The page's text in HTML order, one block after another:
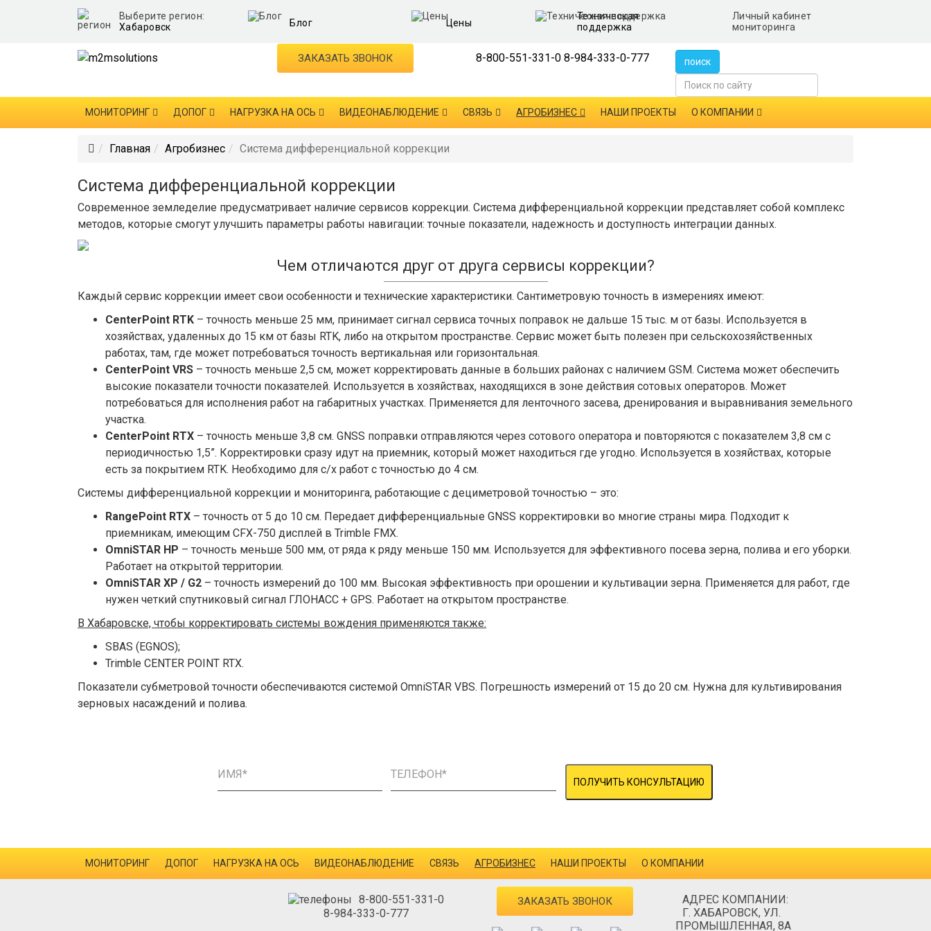
Выберите регион:
Хабаровск
Блог Цены
Техническая
поддержка
Личный кабинет
мониторинга
ЗАКАЗАТЬ ЗВОНОК 8-800-551-331-0 8-984-333-0-777 поиск
МОНИТОРИНГ ДОПОГ НАГРУЗКА НА ОСЬ ВИДЕОНАБЛЮДЕНИЕ СВЯЗЬ АГРОБИЗНЕС НАШИ ПРОЕКТЫ О КОМПАНИИ
Главная Агробизнес Система дифференциальной коррекции
Система дифференциальной коррекции
Современное земледелие предусматривает наличие сервисов коррекции. Система дифференциальной коррекции представляет собой комплекс
методов, которые смогут улучшить параметры работы навигации: точные показатели, надежность и доступность интеграции данных.
Чем отличаются друг от друга сервисы коррекции?
Каждый сервис коррекции имеет свои особенности и технические характеристики. Сантиметровую точность в измерениях имеют:
CenterPoint RTK – точность меньше 25 мм, принимает сигнал сервиса точных поправок не дальше 15 тыс. м от базы. Используется в
хозяйствах, удаленных до 15 км от базы RTK, либо на открытом пространстве. Сервис может быть полезен при сельскохозяйственных
работах, там, где может потребоваться точность вертикальная или горизонтальная.
CenterPoint VRS – точность меньше 2,5 см, может корректировать данные в больших районах с наличием GSM. Система может обеспечить
высокие показатели точности показателей. Используется в хозяйствах, находящихся в зоне действия сотовых операторов. Может
потребоваться для исполнения работ на габаритных участках. Применяется для ленточного засева, дренирования и выравнивания земельного
участка.
CenterPoint RTX – точность меньше 3,8 см. GNSS поправки отправляются через сотового оператора и повторяются с показателем 3,8 см с
периодичностью 1,5”. Корректировки сразу идут на приемник, который может находиться где угодно. Используется в хозяйствах, которые
есть за покрытием RTK. Необходимо для с/х работ с точностью до 4 см.
Системы дифференциальной коррекции и мониторинга, работающие с дециметровой точностью – это:
RangePoint RTX – точность от 5 до 10 см. Передает дифференциальные GNSS корректировки во многие страны мира. Подходит к
приемникам, имеющим CFX-750 дисплей в Trimble FMX.
OmniSTAR НР – точность меньше 500 мм, от ряда к ряду меньше 150 мм. Используется для эффективного посева зерна, полива и его уборки.
Работает на открытой территории.
OmniSTAR ХР / G2 – точность измерений до 100 мм. Высокая эффективность при орошении и культивации зерна. Применяется для работ, где
нужен четкий спутниковый сигнал ГЛОНАСС + GPS. Работает на открытом пространстве.
В Хабаровске, чтобы корректировать системы вождения применяются также:
SBAS (EGNOS);
Trimble CENTER POINT RTX.
Показатели субметровой точности обеспечиваются системой OmniSTAR VBS. Погрешность измерений от 15 до 20 см. Нужна для культивирования
зерновых насаждений и полива.
ПОЛУЧИТЬ КОНСУЛЬТАЦИЮ
МОНИТОРИНГ ДОПОГ НАГРУЗКА НА ОСЬ ВИДЕОНАБЛЮДЕНИЕ СВЯЗЬ АГРОБИЗНЕС НАШИ ПРОЕКТЫ О КОМПАНИИ
8-800-551-331-0
8-984-333-0-777
ЗАКАЗАТЬ ЗВОНОК
АДРЕС КОМПАНИИ:
Г. ХАБАРОВСК, УЛ.
ПРОМЫШЛЕННАЯ, 8А